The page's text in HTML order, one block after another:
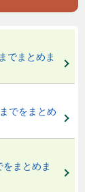
でまとめま
でをまとめ
まとめま